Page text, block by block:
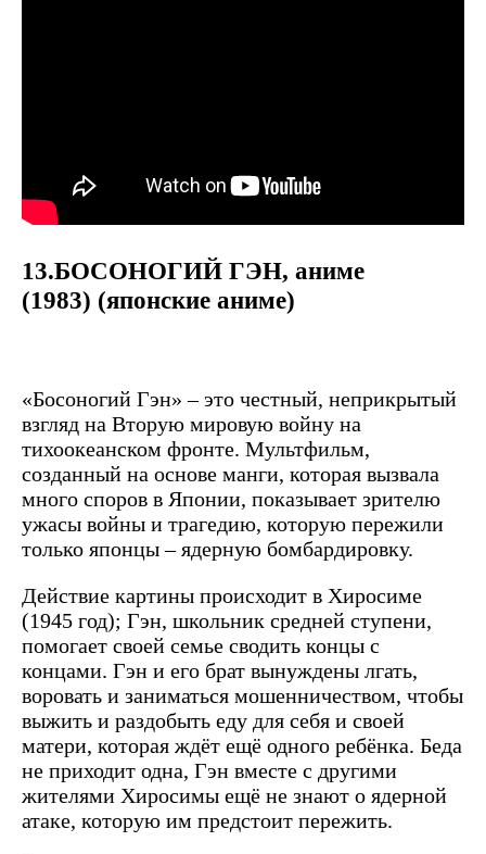
13.БОСОНОГИЙ ГЭН, аниме
(1983) (японские аниме)
«Босоногий Гэн» – это честный, неприкрытый
взгляд на Вторую мировую войну на
тихоокеанском фронте. Мультфильм,
созданный на основе манги, которая вызвала
много споров в Японии, показывает зрителю
ужасы войны и трагедию, которую пережили
только японцы – ядерную бомбардировку.
Действие картины происходит в Хиросиме
(1945 год); Гэн, школьник средней ступени,
помогает своей семье сводить концы с
концами. Гэн и его брат вынуждены лгать,
воровать и заниматься мошенничеством, чтобы
выжить и раздобыть еду для себя и своей
матери, которая ждёт ещё одного ребёнка. Беда
не приходит одна, Гэн вместе с другими
жителями Хиросимы ещё не знают о ядерной
атаке, которую им предстоит пережить.